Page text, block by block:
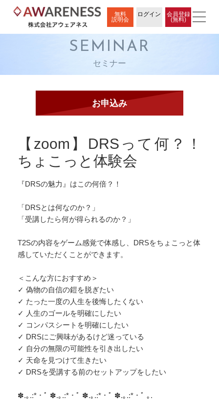
無料
説明会
ログイン
会員登録
(無料)
SEMINAR
セミナー
【zoom】DRSって何？！
ちょこっと体験会
『DRSの魅力』はこの何倍？！
「DRSとは何なのか？」
「受講したら何が得られるのか？」
T2Sの内容をゲーム感覚で体感し、DRSをちょこっと体
感していただくことができます。
＜こんな方におすすめ＞
✓ 偽物の自信の鎧を脱ぎたい
✓ たった一度の人生を後悔したくない
✓ 人生のゴールを明確にしたい
✓ コンパスシートを明確にしたい
✓ DRSにご興味があるけど迷っている
✓ 自分の無限の可能性を引き出したい
✓ 天命を見つけて生きたい
✓ DRSを受講する前のセットアップをしたい
✽.｡.:*・ﾟ ✽.｡.:*・ﾟ ✽.｡.:*・ﾟ ✽.｡.:*・ﾟ ｡.